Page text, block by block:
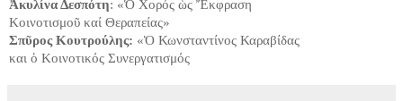
Ἀκυλίνα Δεσπότη: «Ὁ Χορός ὡς Ἔκφραση
Κοινοτισμοῦ καί Θεραπείας»
Σπῦρος Κουτρούλης: «Ὁ Κωνσταντίνος Καραβίδας
και ὁ Κοινοτικός Συνεργατισμός